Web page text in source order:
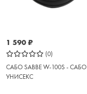
1 590 ₽
(0)
САБО SABBE W-100S - САБО
УНИСЕКС